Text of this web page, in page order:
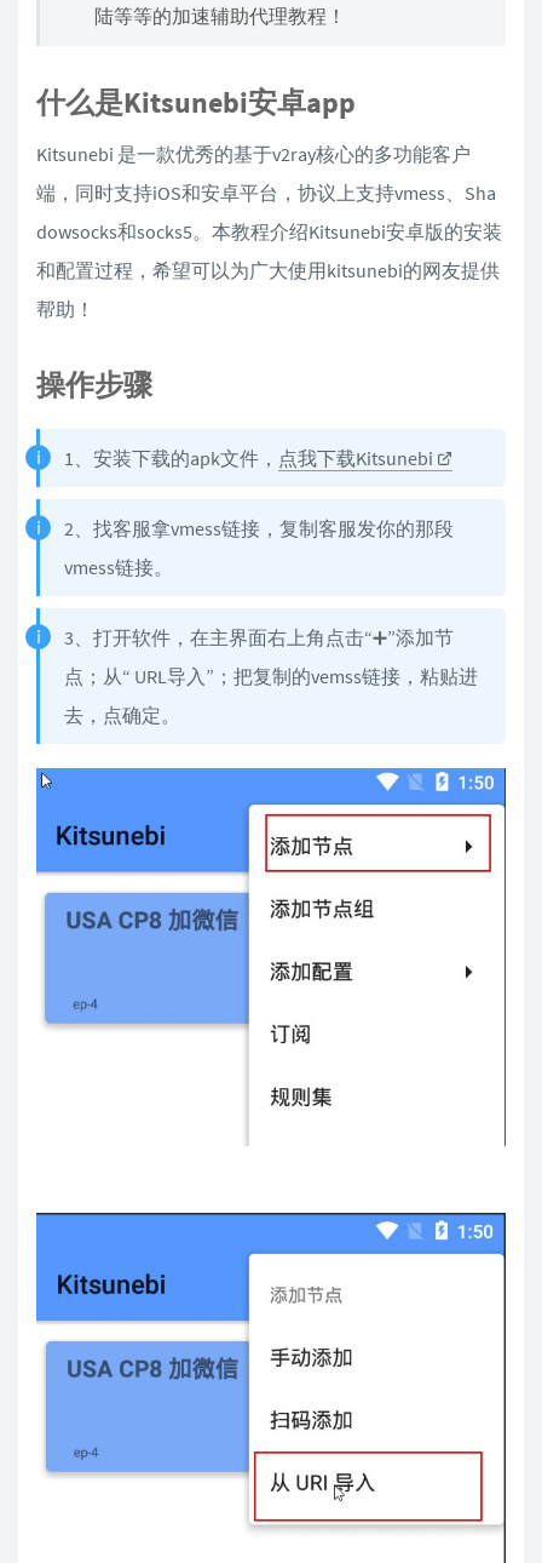
陆等等的加速辅助代理教程！
什么是Kitsunebi安卓app
Kitsunebi 是一款优秀的基于v2ray核心的多功能客户
端，同时支持iOS和安卓平台，协议上支持vmess、Sha
dowsocks和socks5。本教程介绍Kitsunebi安卓版的安装
和配置过程，希望可以为广大使用kitsunebi的网友提供
帮助！
操作步骤
1、安装下载的apk文件， 点我下载Kitsunebi
2、找客服拿vmess链接，复制客服发你的那段
vmess链接。
3、打开软件，在主界面右上角点击“➕”添加节
点；从“ URL导入”；把复制的vemss链接，粘贴进
去，点确定。